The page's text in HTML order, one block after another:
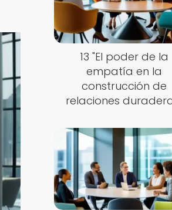
13 "El poder de la
empatía en la
construcción de
relaciones